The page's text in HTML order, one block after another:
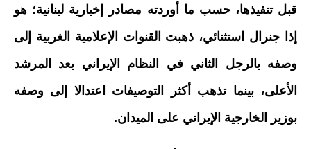
قبل تنفيذها، حسب ما أوردته مصادر إخبارية لبنانية؛ هو
إذا جنرال استثنائي، ذهبت القنوات الإعلامية الغربية إلى
وصفه بالرجل الثاني في النظام الإيراني بعد المرشد
الأعلى، بينما تذهب أكثر التوصيفات اعتدالا إلى وصفه
بوزير الخارجية الإيراني على الميدان.